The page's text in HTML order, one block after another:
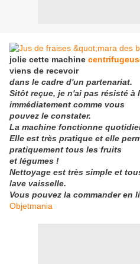
jolie cette machine
viens de recevoir
dans le cadre d'un partenariat.
Sitôt reçue, je n'ai pas résisté à
immédiatement comme vous
pouvez le constater.
La machine fonctionne
Elle est très pratique et elle
pratiquement tous les fruits
et légumes !
Nettoyage est très simple et
lave vaisselle.
Vous pouvez la commander en
Objetmania